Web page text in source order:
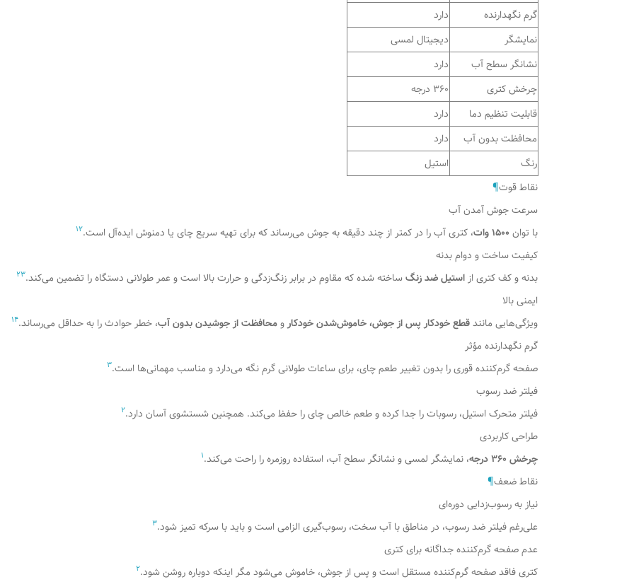
گرم نگهدارنده
دارد
نمایشگر
دیجیتال لمسی
نشانگر سطح آب
دارد
چرخش کتری
۳۶۰ درجه
قابلیت تنظیم دما
دارد
محافظت بدون آب
دارد
رنگ
استیل
نقاط قوت¶
سرعت جوش آمدن آب
با توان ۱۵۰۰ وات ، کتری آب را در کمتر از چند دقیقه به جوش می‌رساند که برای تهیه سریع چای یا دمنوش ایده‌آل است. 12
کیفیت ساخت و دوام بدنه
بدنه و کف کتری از استیل ضد زنگساخته شده که مقاوم در برابر زنگ‌زدگی و حرارت بالا است و عمر طولانی دستگاه را تضمین می‌کند. 23
ایمنی بالا
ویژگی‌هایی مانندقطع خودکار پس از جوش، خاموش‌شدن خودکار ومحافظت از جوشیدن بدون آب، خطر حوادث را به حداقل می‌رساند. 14
گرم نگهدارنده مؤثر
صفحه گرم‌کننده قوری را بدون تغییر طعم چای، برای ساعات طولانی گرم نگه می‌دارد و مناسب مهمانی‌ها است.3
فیلتر ضد رسوب
فیلتر متحرک استیل، رسوبات را جدا کرده و طعم خالص چای را حفظ می‌کند. همچنین شستشوی آسان دارد.2
طراحی کاربردی
چرخش ۳۶۰ درجه
، نمایشگر لمسی و نشانگر سطح آب، استفاده روزمره را راحت می‌کند.1
نقاط ضعف¶
نیاز به رسوب‌زدایی دوره‌ای
علی‌رغم فیلتر ضد رسوب، در مناطق با آب سخت، رسوب‌گیری الزامی است و باید با سرکه تمیز شود.3
عدم صفحه گرم‌کننده جداگانه برای کتری
کتری فاقد صفحه گرم‌کننده مستقل است و پس از جوش، خاموش می‌شود مگر اینکه دوباره روشن شود.2